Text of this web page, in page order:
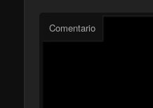
Comentario